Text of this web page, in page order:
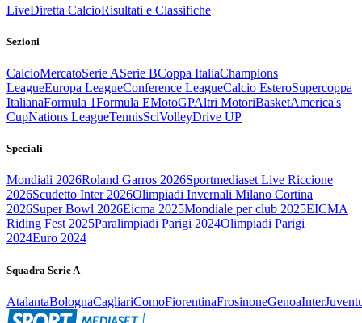
LiveDiretta CalcioRisultati e Classifiche
Sezioni
CalcioMercatoSerie ASerie BCoppa ItaliaChampions
LeagueEuropa LeagueConference LeagueCalcio EsteroSupercoppa
ItalianaFormula 1Formula EMotoGPAltri MotoriBasketAmerica's
CupNations LeagueTennisSciVolleyDrive UP
Speciali
Mondiali 2026Roland Garros 2026Sportmediaset Live Riccione
2026Scudetto Inter 2026Olimpiadi Invernali Milano Cortina
2026Super Bowl 2026Eicma 2025Mondiale per club 2025EICMA
Riding Fest 2025Paralimpiadi Parigi 2024Olimpiadi Parigi
2024Euro 2024
Squadra Serie A
AtalantaBolognaCagliariComoFiorentinaFrosinoneGenoaInter